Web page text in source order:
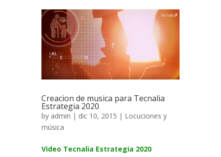
Creacion de musica para Tecnalia
Estrategia 2020
by admin | dic 10, 2015 | Locuciones y
música
Video Tecnalia Estrategia 2020